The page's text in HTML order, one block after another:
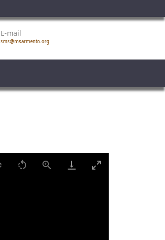
E-mail
sms@msarmento.org